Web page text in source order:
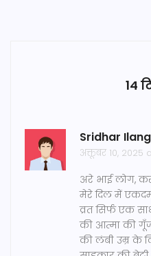
14
Sridhar
अक्तूबर 10, 2025
अरे भाई लोग,
मेरे दिल में
व्रत सिर्फ एक
की आत्मा की
की लंबी उम्र के